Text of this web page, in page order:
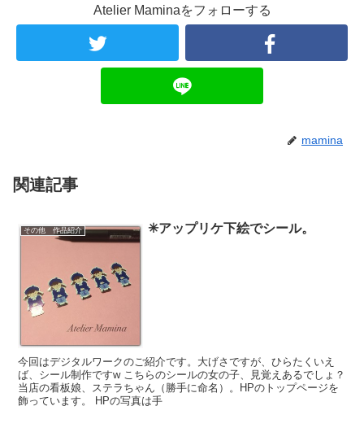
Atelier Maminaをフォローする
mamina
関連記事
その他 作品紹介 ✳︎アップリケ下絵でシール。
今回はデジタルワークのご紹介です。大げさですが、ひらたくいえ
ば、シール制作ですw こちらのシールの女の子、見覚えあるでしょ？
当店の看板娘、ステラちゃん（勝手に命名）。HPのトップページを
飾っています。 HPの写真は手